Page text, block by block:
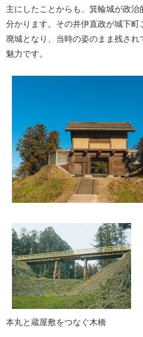
主にしたことからも、箕輪城が政
分かります。その井伊直政が城下
廃城となり、当時の姿のまま残さ
魅力です。
​本丸と蔵屋敷をつなぐ木橋